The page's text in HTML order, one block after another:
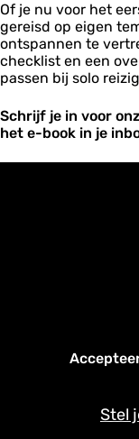
Of je nu voor het
gereisd op eigen
ontspannen te
checklist en een
passen bij solo
Schrijf je in voor
het e-book in je
Stel